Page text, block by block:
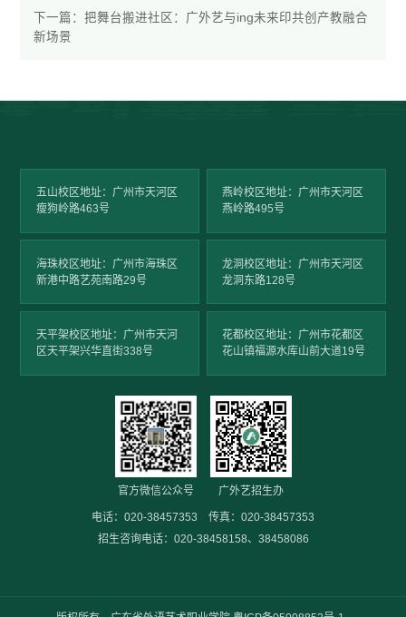
下一篇：把舞台搬进社区：广外艺与ing未来印共创产教融合
新场景
五山校区地址：广州市天河区
瘦狗岭路463号
燕岭校区地址：广州市天河区
燕岭路495号
海珠校区地址：广州市海珠区
新港中路艺苑南路29号
龙洞校区地址：广州市天河区
龙洞东路128号
天平架校区地址：广州市天河
区天平架兴华直街338号
花都校区地址：广州市花都区
花山镇福源水库山前大道19号
官方微信公众号 广外艺招生办
电话：020-38457353 传真：020-38457353
招生咨询电话：020-38458158、38458086